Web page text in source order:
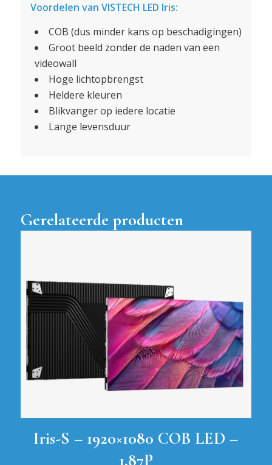
Voordelen van VISTECH LED Iris:
COB (dus minder kans op beschadigingen)
Groot beeld zonder de naden van een
videowall
Hoge lichtopbrengst
Heldere kleuren
Blikvanger op iedere locatie
Lange levensduur
Gerelateerde producten
Iris-S – 1920×1080 COB LED –
1,87P